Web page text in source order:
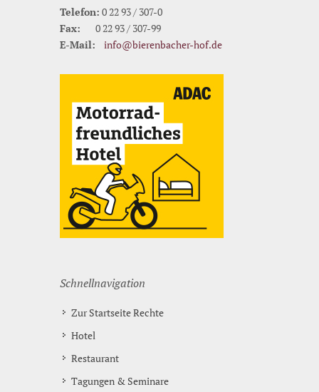
Telefon: 0 22 93 / 307-0
Fax: 0 22 93 / 307-99
E-Mail: info@bierenbacher-hof.de
Schnellnavigation
Zur Startseite Rechte
Hotel
Restaurant
Tagungen & Seminare